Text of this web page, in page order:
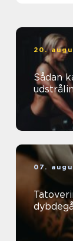
20.
Sådan
07.